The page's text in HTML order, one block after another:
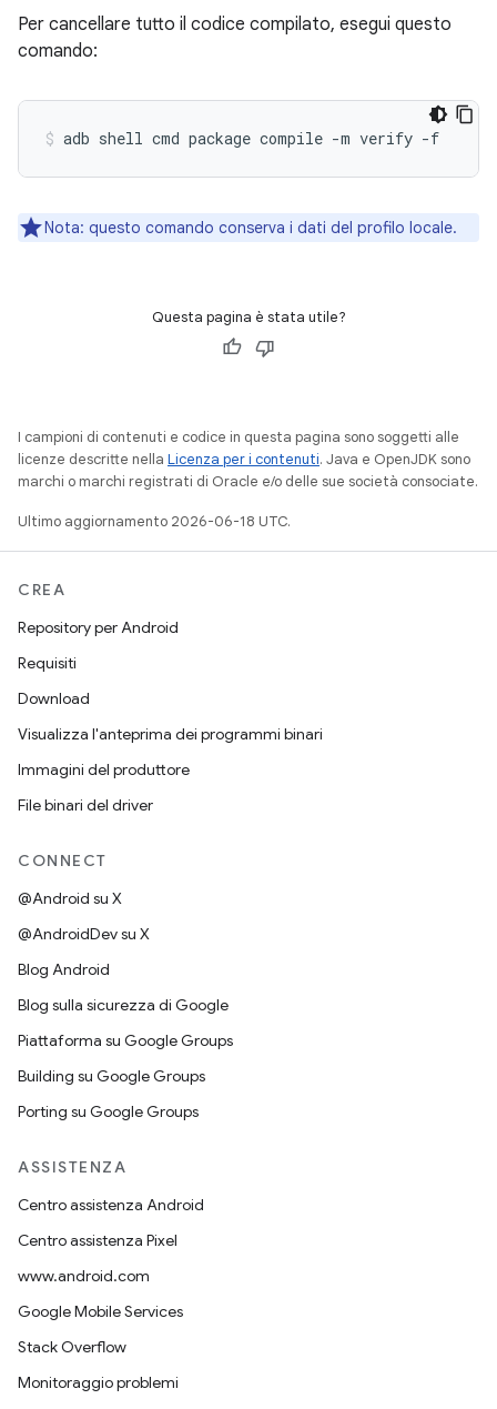
Per cancellare tutto il codice compilato, esegui questo
comando:
adb shell cmd package compile -m verify -f
Nota: questo comando conserva i dati del profilo locale.
Questa pagina è stata utile?
I campioni di contenuti e codice in questa pagina sono soggetti alle
licenze descritte nella Licenza per i contenuti. Java e OpenJDK sono
marchi o marchi registrati di Oracle e/o delle sue società consociate.
Ultimo aggiornamento 2026-06-18 UTC.
CREA
Repository per Android
Requisiti
Download
Visualizza l'anteprima dei programmi binari
Immagini del produttore
File binari del driver
CONNECT
@Android su X
@AndroidDev su X
Blog Android
Blog sulla sicurezza di Google
Piattaforma su Google Groups
Building su Google Groups
Porting su Google Groups
ASSISTENZA
Centro assistenza Android
Centro assistenza Pixel
www.android.com
Google Mobile Services
Stack Overflow
Monitoraggio problemi